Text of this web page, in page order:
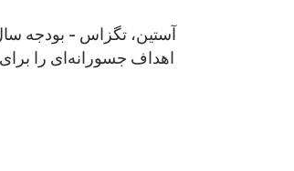
اهداف جسورانه‌ای را